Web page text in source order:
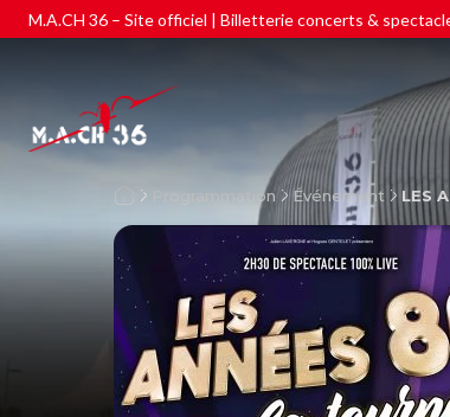
M.A.CH 36 – Site officiel | Billetterie concerts &
Programmation Événement LES